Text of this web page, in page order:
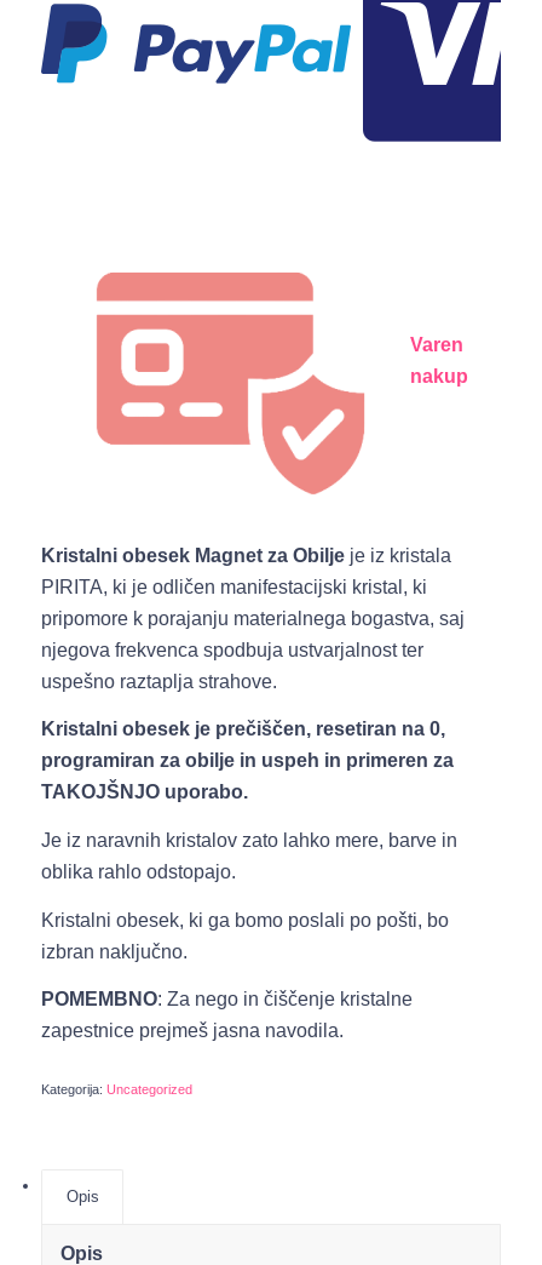
Varen
nakup
Kristalni obesek Magnet za Obilje je iz kristala
PIRITA, ki je odličen manifestacijski kristal, ki
pripomore k porajanju materialnega bogastva, saj
njegova frekvenca spodbuja ustvarjalnost ter
uspešno raztaplja strahove.
Kristalni obesek je prečiščen, resetiran na 0,
programiran za obilje in uspeh in primeren za
TAKOJŠNJO uporabo.
Je iz naravnih kristalov zato lahko mere, barve in
oblika rahlo odstopajo.
Kristalni obesek, ki ga bomo poslali po pošti, bo
izbran naključno.
POMEMBNO: Za nego in čiščenje kristalne
zapestnice prejmeš jasna navodila.
Kategorija: Uncategorized
Opis
Opis